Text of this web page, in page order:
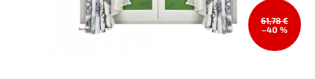
61,78 €
–40 %